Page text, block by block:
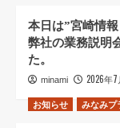
本日は”宮崎情
弊社の業務説明
た。
minami 2026年7
お知らせ みなみプ